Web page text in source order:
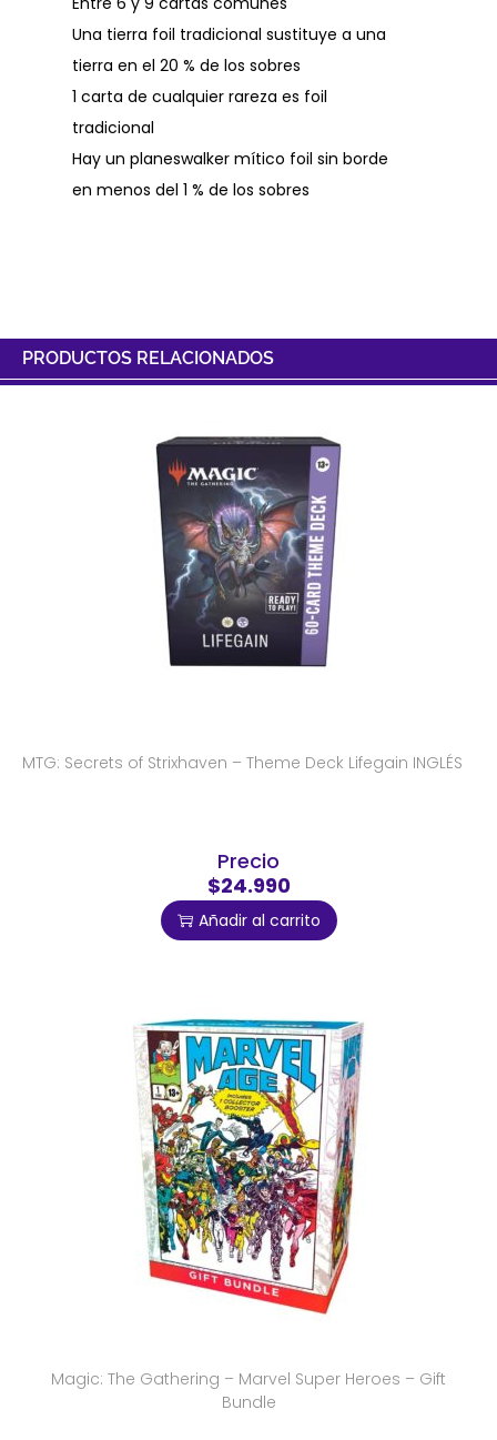
Una tierra foil tradicional sustituye a una
tierra en el 20 % de los sobres
1 carta de cualquier rareza es foil
tradicional
Hay un planeswalker mítico foil sin borde
en menos del 1 % de los sobres
PRODUCTOS RELACIONADOS
MTG: Secrets of Strixhaven – Theme Deck Lifegain INGLÉS
Precio
$24.990
Añadir al carrito
Magic: The Gathering – Marvel Super Heroes – Gift
Bundle